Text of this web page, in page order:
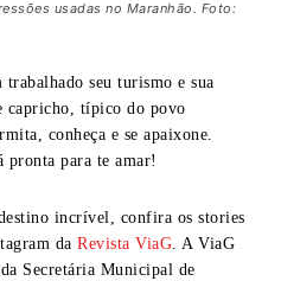
usadas no Maranhão. Foto:
seu turismo e sua
capricho, típico do povo
conheça e se apaixone.
pronta para te amar!
incrível, confira os stories
da Revista ViaG. A ViaG
Secretária Municipal de